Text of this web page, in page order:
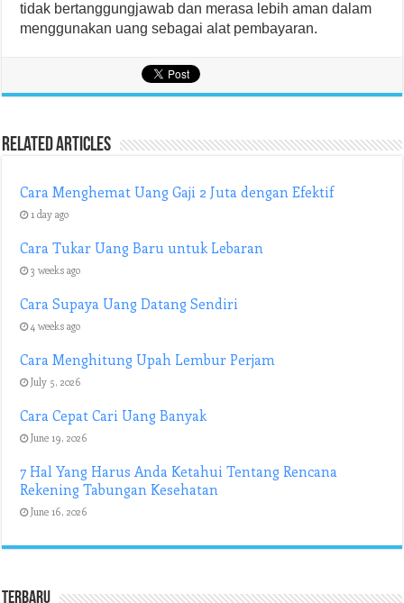
tidak bertanggungjawab dan merasa lebih aman dalam
menggunakan uang sebagai alat pembayaran.
Related Articles
Cara Menghemat Uang Gaji 2 Juta dengan Efektif
1 day ago
Cara Tukar Uang Baru untuk Lebaran
3 weeks ago
Cara Supaya Uang Datang Sendiri
4 weeks ago
Cara Menghitung Upah Lembur Perjam
July 5, 2026
Cara Cepat Cari Uang Banyak
June 19, 2026
7 Hal Yang Harus Anda Ketahui Tentang Rencana
Rekening Tabungan Kesehatan
June 16, 2026
Terbaru